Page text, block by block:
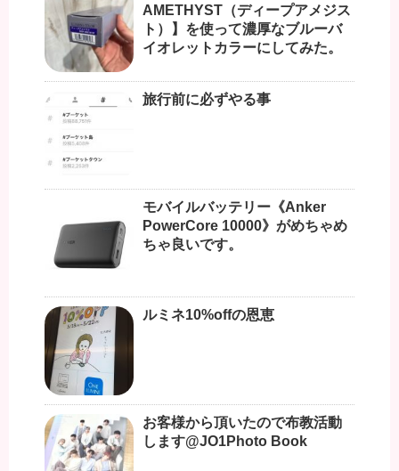
AMETHYST（ディープアメジス
ト）】を使って濃厚なブルーバ
イオレットカラーにしてみた。
旅行前に必ずやる事
モバイルバッテリー《Anker
PowerCore 10000》がめちゃめ
ちゃ良いです。
ルミネ10%offの恩恵
お客様から頂いたので布教活動
します@JO1Photo Book